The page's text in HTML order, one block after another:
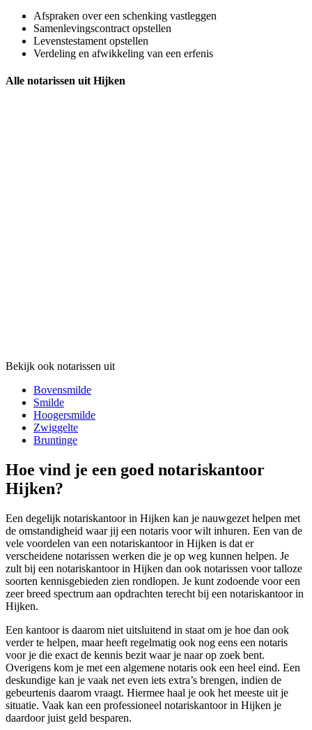
Afspraken over een schenking vastleggen
Samenlevingscontract opstellen
Levenstestament opstellen
Verdeling en afwikkeling van een erfenis
Alle notarissen uit Hijken
Bekijk ook notarissen uit
Bovensmilde
Smilde
Hoogersmilde
Zwiggelte
Bruntinge
Hoe vind je een goed notariskantoor
Hijken?
Een degelijk notariskantoor in Hijken kan je nauwgezet helpen met
de omstandigheid waar jij een notaris voor wilt inhuren. Een van de
vele voordelen van een notariskantoor in Hijken is dat er
verscheidene notarissen werken die je op weg kunnen helpen. Je
zult bij een notariskantoor in Hijken dan ook notarissen voor talloze
soorten kennisgebieden zien rondlopen. Je kunt zodoende voor een
zeer breed spectrum aan opdrachten terecht bij een notariskantoor in
Hijken.
Een kantoor is daarom niet uitsluitend in staat om je hoe dan ook
verder te helpen, maar heeft regelmatig ook nog eens een notaris
voor je die exact de kennis bezit waar je naar op zoek bent.
Overigens kom je met een algemene notaris ook een heel eind. Een
deskundige kan je vaak net even iets extra’s brengen, indien de
gebeurtenis daarom vraagt. Hiermee haal je ook het meeste uit je
situatie. Vaak kan een professioneel notariskantoor in Hijken je
daardoor juist geld besparen.